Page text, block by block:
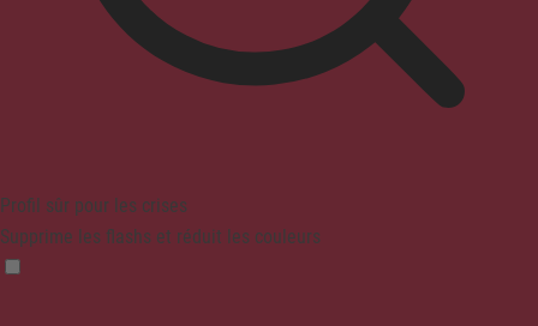
Profil sûr pour les crises
Supprime les flashs et réduit les couleurs